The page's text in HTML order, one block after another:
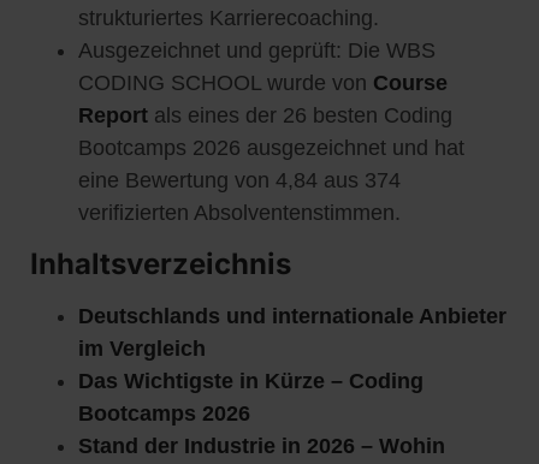
strukturiertes Karrierecoaching.
Ausgezeichnet und geprüft: Die WBS
CODING SCHOOL wurde von Course
Report als eines der 26 besten Coding
Bootcamps 2026 ausgezeichnet und hat
eine Bewertung von 4,84 aus 374
verifizierten Absolventenstimmen.
Inhaltsverzeichnis
Deutschlands und internationale Anbieter
im Vergleich
Das Wichtigste in Kürze – Coding
Bootcamps 2026
Stand der Industrie in 2026 – Wohin